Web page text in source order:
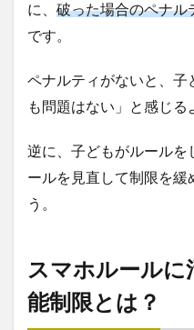
に、 破った場合のペナル
です。
ペナルティがないと、子
も問題はない」と感じる
逆に、子どもがルールを
ールを見直して制限を緩
う。
スマホルールに
能制限とは？